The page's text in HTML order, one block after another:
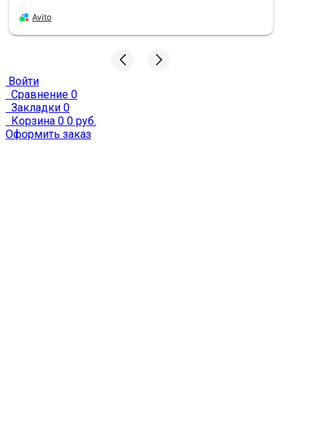
Avito
Войти
Сравнение 0
Закладки 0
Корзина 0 0 руб.
Оформить заказ